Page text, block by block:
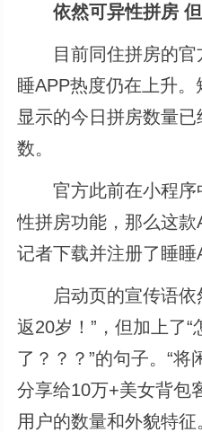
依然可异性拼房
目前同住拼房的官
睡APP热度仍在上升
显示的今日拼房数量
数。
官方此前在小程序
性拼房功能，那么这
记者下载并注册了睡睡
启动页的宣传语依
返20岁！”，但加上了“
了？？？”的句子。“
分享给10万+美女背包
用户的数量和外貌特征